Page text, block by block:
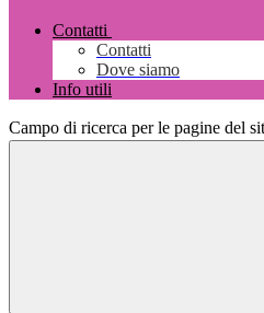
Contatti
Contatti
Dove siamo
Info utili
Campo di ricerca per le pagine del